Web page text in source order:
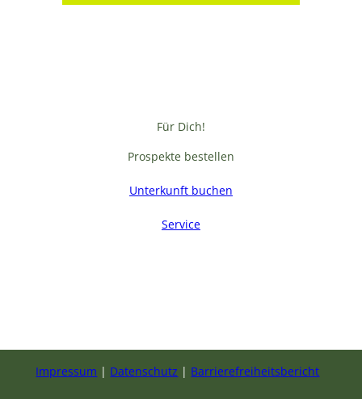
Für Dich!
Prospekte bestellen
Unterkunft buchen
Service
o
Impressum Datenschutz Barrierefreiheitsbericht